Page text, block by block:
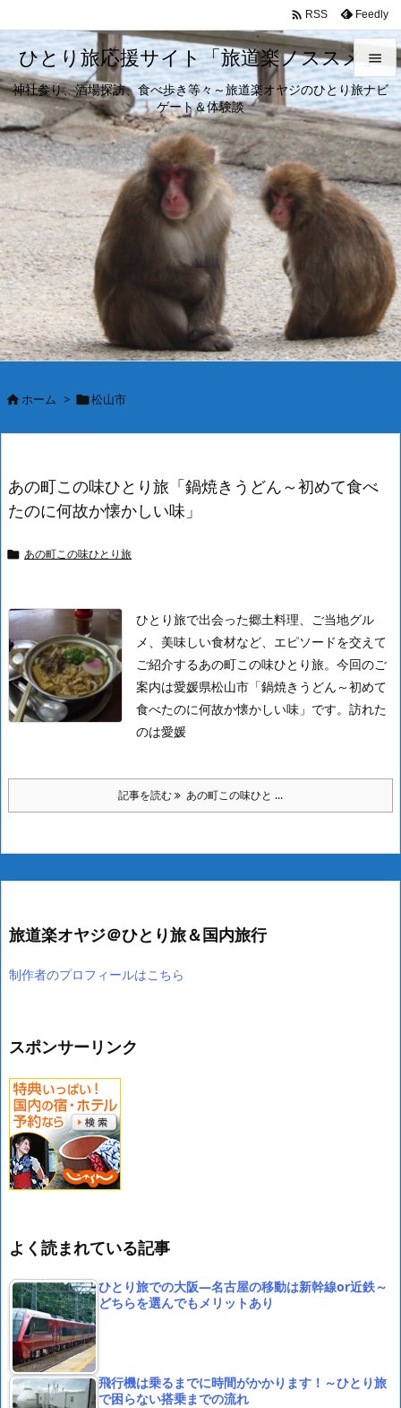
ひとり旅応援サイト「旅道楽ノススメ」
神社参り、酒場探訪、食べ歩き等々～旅道楽オヤジのひとり旅ナビ
ゲート＆体験談


メニュ

サイド

前へ

次へ

検索
 RSS Feedly
ホーム > 松山市
あの町この味ひとり旅「鍋焼きうどん～初めて食べ
たのに何故か懐かしい味」
 あの町この味ひとり旅
ひとり旅で出会った郷土料理、ご当地グル
メ、美味しい食材など、エピソードを交えて
ご紹介するあの町この味ひとり旅。今回のご
案内は愛媛県松山市「鍋焼きうどん～初めて
食べたのに何故か懐かしい味」です。 訪れた
のは愛媛
記事を読む あの町この味ひと ...
旅道楽オヤジ＠ひとり旅＆国内旅行
制作者のプロフィールはこちら
スポンサーリンク
よく読まれている記事
ひとり旅での大阪―名古屋の移動は新幹線or近鉄～
どちらを選んでもメリットあり
飛行機は乗るまでに時間がかかります！～ひとり旅
で困らない搭乗までの流れ